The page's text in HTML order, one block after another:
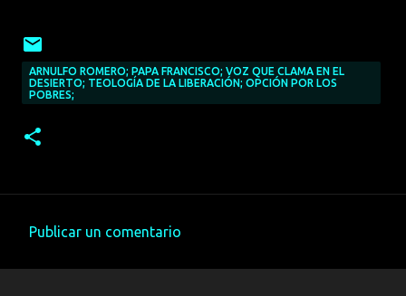
ARNULFO ROMERO; PAPA FRANCISCO; VOZ QUE CLAMA EN EL
DESIERTO; TEOLOGÍA DE LA LIBERACIÓN; OPCIÓN POR LOS
POBRES;
Publicar un comentario